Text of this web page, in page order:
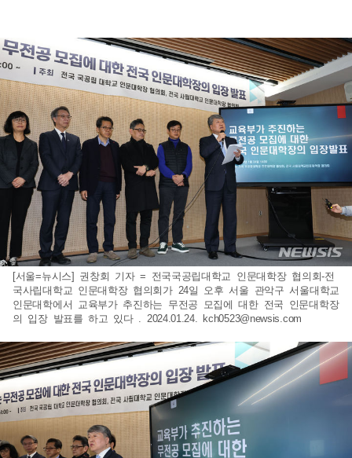
[서울=뉴시스] 권창회 기자 = 전국국공립대학교 인문대학장 협의회-전
국사립대학교 인문대학장 협의회가 24일 오후 서울 관악구 서울대학교
인문대학에서 교육부가 추진하는 무전공 모집에 대한 전국 인문대학장
의 입장 발표를 하고 있다 . 2024.01.24.
kch0523@newsis.com